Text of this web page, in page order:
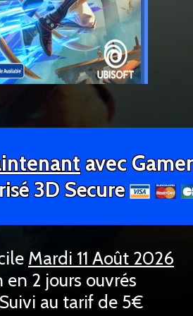
avec
3D Secure
Mardi 11 Août 2026
en 2 jours ouvrés
au tarif de 5€